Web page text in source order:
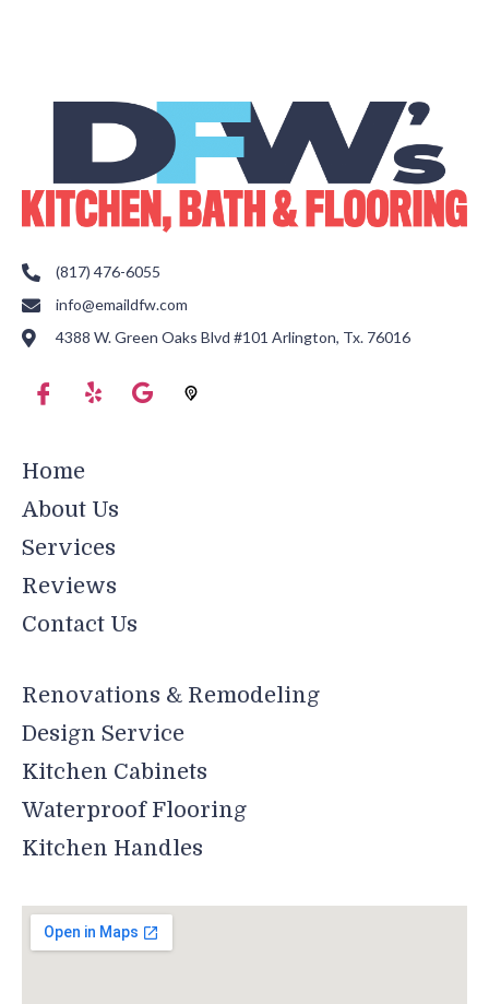
(817) 476-6055
info@emaildfw.com
4388 W. Green Oaks Blvd #101 Arlington, Tx. 76016
Home
About Us
Services
Reviews
Contact Us
Renovations & Remodeling
Design Service
Kitchen Cabinets
Waterproof Flooring
Kitchen Handles